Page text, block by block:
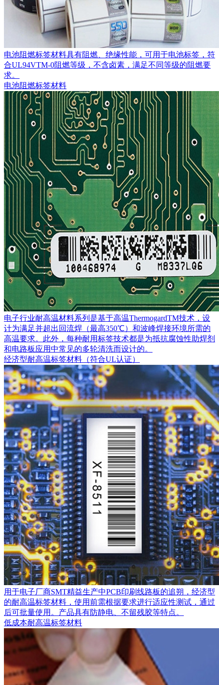
电池阻燃标签材料具有阻燃、绝缘性能，可用于电池标签，符
合UL94VTM-0阻燃等级，不含卤素，满足不同等级的阻燃要
求。
电池阻燃标签材料
电子行业耐高温材料系列是基于高温ThermogardTM技术，设
计为满足并超出回流焊（最高350℃）和波峰焊接环境所需的
高温要求。此外，每种耐用标签技术都是为抵抗腐蚀性助焊剂
和电路板应用中常见的多轮清洗而设计的。
经济型耐高温标签材料（符合UL认证）
用于电子厂商SMT精益生产中PCB印刷线路板的追朔，经济型
的耐高温标签材料，使用前需根据要求进行适应性测试，通过
后可批量使用。产品具有防静电、不留残胶等特点。
低成本耐高温标签材料